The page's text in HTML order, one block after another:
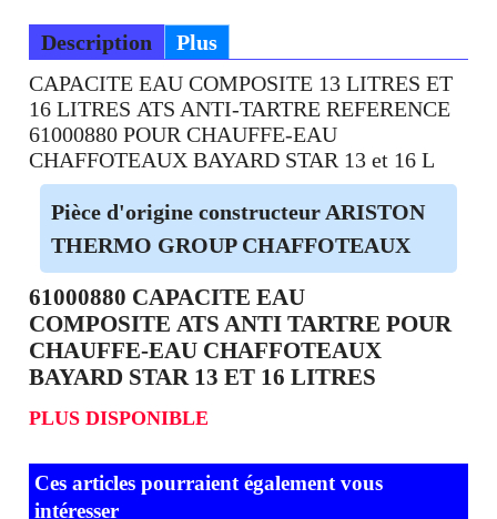
Description
Plus
CAPACITE EAU COMPOSITE 13 LITRES ET
16 LITRES ATS ANTI-TARTRE REFERENCE
61000880 POUR CHAUFFE-EAU
CHAFFOTEAUX BAYARD STAR 13 et 16 L
Pièce d'origine constructeur ARISTON
THERMO GROUP CHAFFOTEAUX
61000880 CAPACITE EAU
COMPOSITE ATS ANTI TARTRE POUR
CHAUFFE-EAU CHAFFOTEAUX
BAYARD STAR 13 ET 16 LITRES
PLUS DISPONIBLE
Ces articles pourraient également vous
intéresser